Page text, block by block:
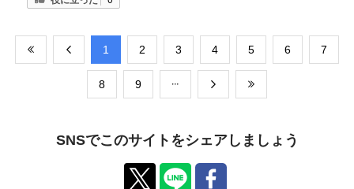
​1 ​2 ​3 ​4 ​5 ​6 ​7
​8 ​9
SNSでこのサイトをシェアしましょう